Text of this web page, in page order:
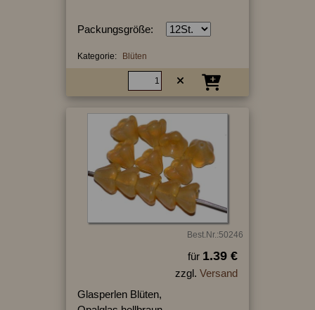
Packungsgröße:
Kategorie: Blüten
Best.Nr.:50246
für 1.39 €
zzgl. Versand
Glasperlen Blüten,